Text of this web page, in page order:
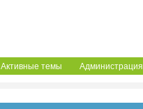
Активные темы Администрация